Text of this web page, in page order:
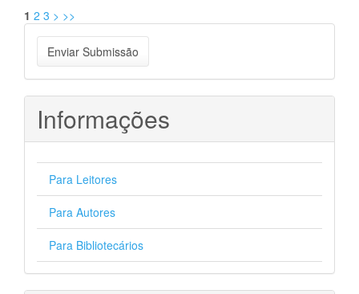
1 2 3 > >>
Enviar
Submissão
Enviar Submissão
Informações
Para Leitores
Para Autores
Para Bibliotecários